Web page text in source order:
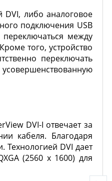
DVI, либо аналоговое
подключения USB
между
того, устройство
переключать
DVI-I отвечает за
кабеля. Благодаря
DVI дает
(2560 x 1600) для